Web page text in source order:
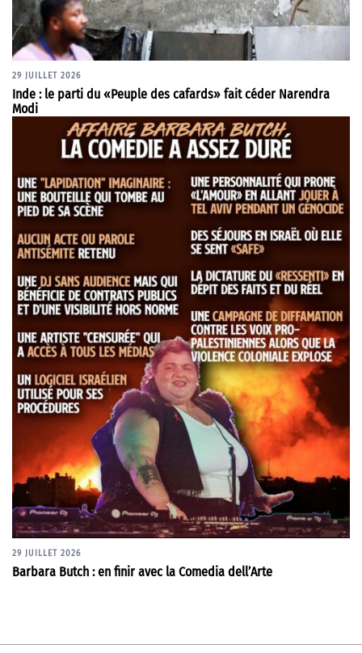
29 JUILLET 2026
Inde : le parti du «Peuple des cafards» fait céder Narendra
Modi
29 JUILLET 2026
Barbara Butch : en finir avec la Comedia dell’Arte